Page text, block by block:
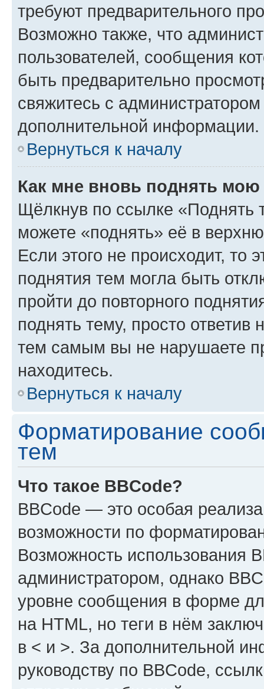
требуют предварительного
Возможно также, что
пользователей, сообщения
быть предварительно
свяжитесь с
дополнительной информации.
Вернуться к началу
Как мне вновь поднять мою
Щёлкнув по ссылке «Поднять
можете «поднять» её в
Если этого не происходит, то
поднятия тем могла быть
пройти до повторного
поднять тему, просто ответив
тем самым вы не нарушаете
находитесь.
Вернуться к началу
Форматирование
тем
Что такое BBCode?
BBCode — это особая
возможности по
Возможность использования
администратором, однако
уровне сообщения в форме
на HTML, но теги в нём
в < и >. За дополнительной
руководству по BBCode,